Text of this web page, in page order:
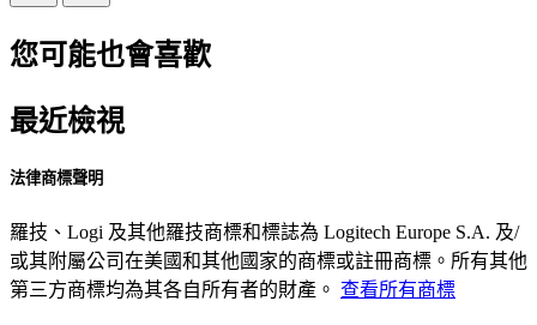
您可能也會喜歡
最近檢視
法律商標聲明
羅技、Logi 及其他羅技商標和標誌為 Logitech Europe S.A. 及/
或其附屬公司在美國和其他國家的商標或註冊商標。所有其他
第三方商標均為其各自所有者的財產。 查看所有商標